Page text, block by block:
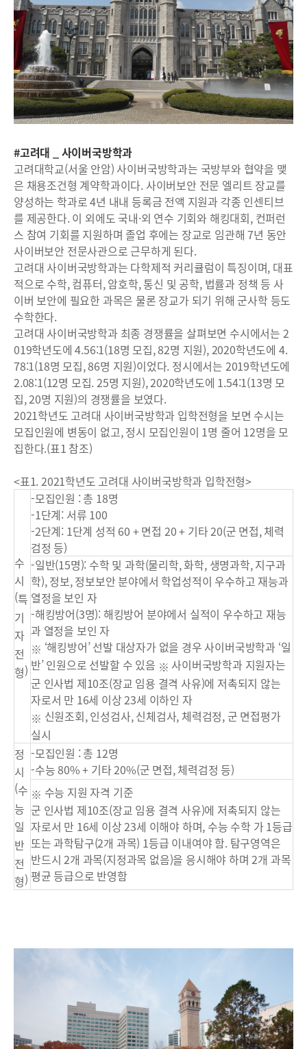
#고려대 _ 사이버국방학과
고려대학교(서울 안암) 사이버국방학과는 국방부와 협약을 맺
은 채용조건형 계약학과이다. 사이버보안 전문 엘리트 장교를
양성하는 학과로 4년 내내 등록금 전액 지원과 각종 인센티브
를 제공한다. 이 외에도 국내·외 연수 기회와 해킹대회, 컨퍼런
스 참여 기회를 지원하며 졸업 후에는 장교로 임관해 7년 동안
사이버보안 전문사관으로 근무하게 된다.
고려대 사이버국방학과는 다학제적 커리큘럼이 특징이며, 대표
적으로 수학, 컴퓨터, 암호학, 통신 및 공학, 법률과 정책 등 사
이버 보안에 필요한 과목은 물론 장교가 되기 위해 군사학 등도
수학한다.
고려대 사이버국방학과 최종 경쟁률을 살펴보면 수시에서는 2
019학년도에 4.56:1(18명 모집, 82명 지원), 2020학년도에 4.
78:1(18명 모집, 86명 지원)이었다. 정시에서는 2019학년도에
2.08:1(12명 모집. 25명 지원), 2020학년도에 1.54:1(13명 모
집, 20명 지원)의 경쟁률을 보였다.
2021학년도 고려대 사이버국방학과 입학전형을 보면 수시는
모집인원에 변동이 없고, 정시 모집인원이 1명 줄어 12명을 모
집한다.(표1 참조)
<표1. 2021학년도 고려대 사이버국방학과 입학전형>
수
시
(특
기
자
전
형)
-모집인원 : 총 18명
-1단계: 서류 100
-2단계: 1단계 성적 60 + 면접 20 + 기타 20(군 면접, 체력
검정 등)
-일반(15명): 수학 및 과학(물리학, 화학, 생명과학, 지구과
학), 정보, 정보보안 분야에서 학업성적이 우수하고 재능과
열정을 보인 자
-해킹방어(3명): 해킹방어 분야에서 실적이 우수하고 재능
과 열정을 보인 자
※ ‘해킹방어’ 선발 대상자가 없을 경우 사이버국방학과 ‘일
반’ 인원으로 선발할 수 있음 ※ 사이버국방학과 지원자는
군 인사법 제10조(장교 임용 결격 사유)에 저촉되지 않는
자로서 만 16세 이상 23세 이하인 자
※ 신원조회, 인성검사, 신체검사, 체력검정, 군 면접평가
실시
정
시
(수
능
일
반
전
형)
-모집인원 : 총 12명
-수능 80% + 기타 20%(군 면접, 체력검정 등)
※ 수능 지원 자격 기준
군 인사법 제10조(장교 임용 결격 사유)에 저촉되지 않는
자로서 만 16세 이상 23세 이해야 하며, 수능 수학 가 1등급
또는 과학탐구(2개 과목) 1등급 이내여야 함. 탐구영역은
반드시 2개 과목(지정과목 없음)을 응시해야 하며 2개 과목
평균 등급으로 반영함